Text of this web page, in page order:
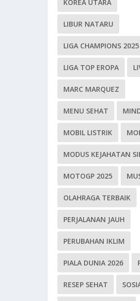
KOREA UTARA
LIBUR NATARU
LIGA CHAMPIONS 2025
LIGA TOP EROPA
MARC MARQUEZ
MENU SEHAT
MOBIL LISTRIK
MODUS KEJAHATAN
MOTOGP 2025
OLAHRAGA TERBAIK
PERJALANAN JAUH
PERUBAHAN IKLIM
PIALA DUNIA 2026
RESEP SEHAT